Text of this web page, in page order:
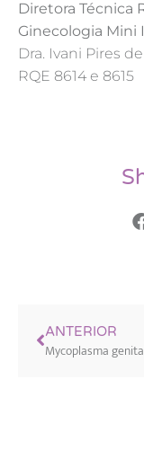
Diretora Técnica
Ginecologia Mini
Dra. Ivani Pires
RQE 8614 e 8615
ANTERIOR